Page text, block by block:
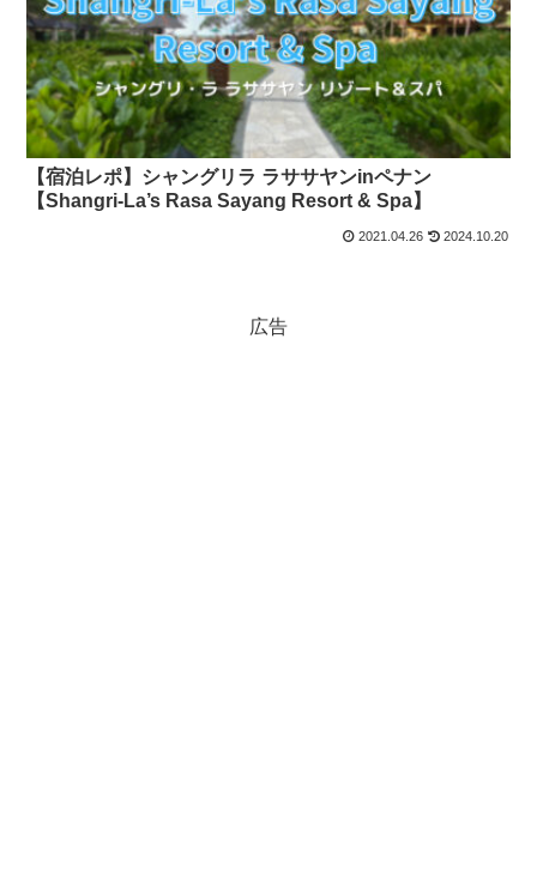
【宿泊レポ】シャングリラ ラササヤンinペナン
【Shangri-La’s Rasa Sayang Resort & Spa】
2021.04.26 2024.10.20
広告